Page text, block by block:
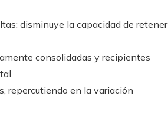
disminuye la capacidad de retener
consolidadas y recipientes
repercutiendo en la variación